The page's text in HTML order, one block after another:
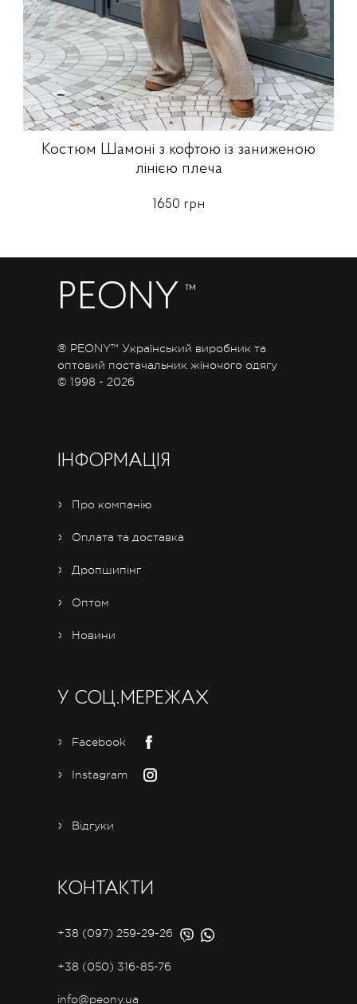
Костюм Шамоні з кофтою із заниженою
лінією плеча
1650 грн
PEONY ™
® PEONY™ Український виробник та
оптовий постачальник жіночого одягу
© 1998 - 2026
ІНФОРМАЦІЯ
Про компанію
Оплата та доставка
Дропшипінг
Оптом
Новини
У СОЦ.МЕРЕЖАХ
Facebook
Instagram
Відгуки
КОНТАКТИ
+38 (097) 259-29-26
+38 (050) 316-85-76
info@peony.ua